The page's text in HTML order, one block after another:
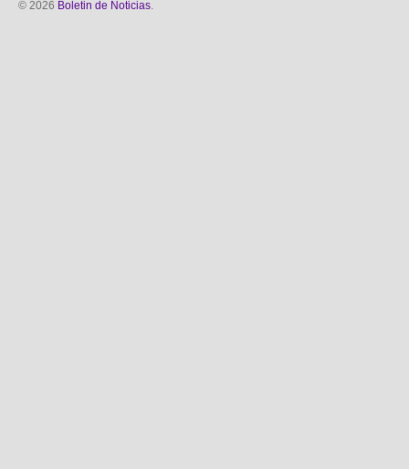
© 2026 Boletin de Noticias.